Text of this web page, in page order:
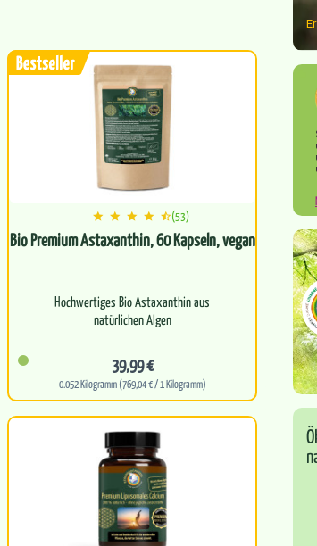
(53)
Bio Premium Astaxanthin, 60 Kapseln, vegan
Hochwertiges Bio Astaxanthin aus
natürlichen Algen
antioxidative Abwehrkraft
39,99 €
0.052 Kilogramm (769,04 € / 1 Kilogramm)